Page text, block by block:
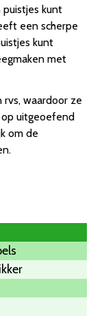
kunt
een scherpe
kunt
met
waardoor ze
uitgeoefend
om de